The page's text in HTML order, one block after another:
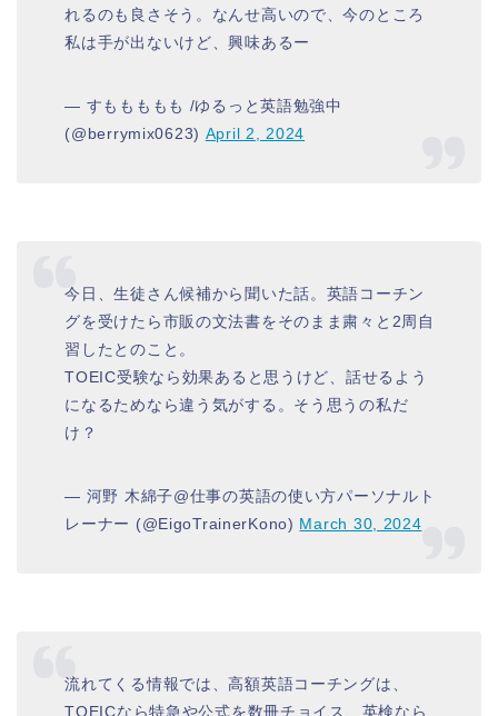
れるのも良さそう。なんせ高いので、今のところ
私は手が出ないけど、興味あるー
— すももももも /ゆるっと英語勉強中
(@berrymix0623) April 2, 2024
今日、生徒さん候補から聞いた話。英語コーチン
グを受けたら市販の文法書をそのまま粛々と2周自
習したとのこと。
TOEIC受験なら効果あると思うけど、話せるよう
になるためなら違う気がする。そう思うの私だ
け？
— 河野 木綿子@仕事の英語の使い方パーソナルト
レーナー (@EigoTrainerKono) March 30, 2024
流れてくる情報では、高額英語コーチングは、
TOEICなら特急や公式を数冊チョイス、英検なら